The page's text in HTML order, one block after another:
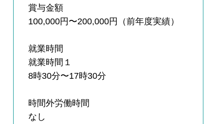
賞与金額
100,000円〜200,000円（前年度実績）
就業時間
就業時間１
8時30分〜17時30分
時間外労働時間
なし